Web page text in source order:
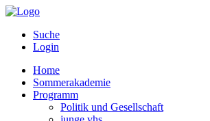
Suche
Login
Home
Sommerakademie
Programm
Politik und Gesellschaft